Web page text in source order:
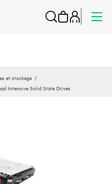
et stockage
Intensive Solid State Drives